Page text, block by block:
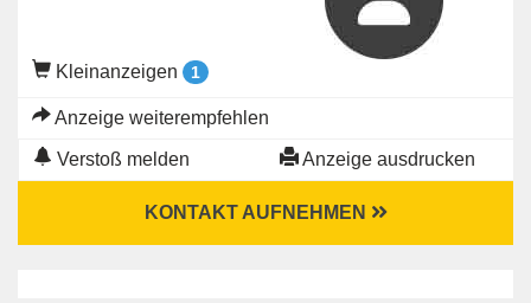
Kleinanzeigen 1
Anzeige weiterempfehlen
Verstoß melden Anzeige ausdrucken
KONTAKT AUFNEHMEN